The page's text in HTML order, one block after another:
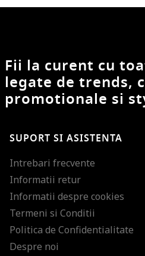
Fii la curent cu
legate de trends,
promotionale si
SUPORT SI ASISTENTA
Intrebari frecvente
Informatii retur
Informatii despre cookies
Termeni si Conditii
Politica de Confidentialitate
Despre noi